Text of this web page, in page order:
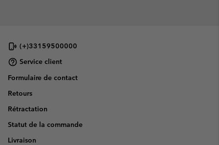
(+)33159500000
Service client
Formulaire de contact
Retours
Rétractation
Statut de la commande
Livraison